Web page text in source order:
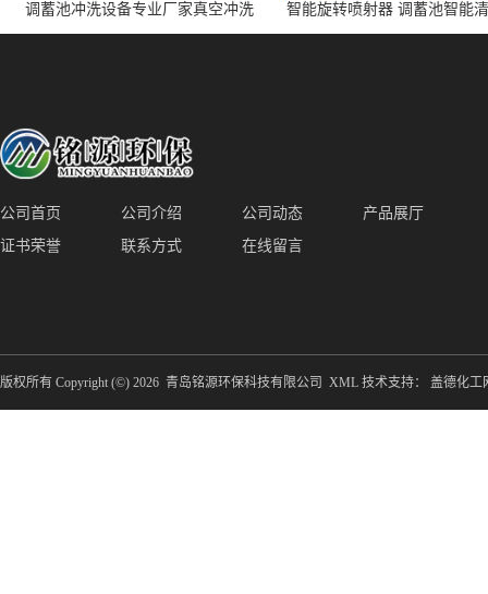
调蓄池冲洗设备专业厂家真空冲洗
装置厂家青岛铭源环保减少堵塞设
智能旋转喷射器 调蓄池智能
点对点面对面旋转清洗
公司首页 公司介绍 公司动态
产品展厅
证书荣誉
联系方式 在线留言
版权所有 Copyright (©) 2026 青岛铭源环保科技有限公司 XML 技术支持： 盖德化工